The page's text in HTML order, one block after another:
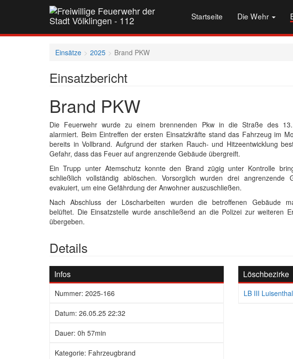
Startseite Die Wehr
Einsätze 2025 Brand PKW
Einsatzbericht
Brand PKW
Die Feuerwehr wurde zu einem brennenden Pkw in die Straße des
alarmiert. Beim Eintreffen der ersten Einsatzkräfte stand das Fahrzeug im
bereits in Vollbrand. Aufgrund der starken Rauch- und Hitzeentwicklung
Gefahr, dass das Feuer auf angrenzende Gebäude übergreift.
Ein Trupp unter Atemschutz konnte den Brand zügig unter Kontrolle
schließlich vollständig ablöschen. Vorsorglich wurden drei angrenzende
evakuiert, um eine Gefährdung der Anwohner auszuschließen.
Nach Abschluss der Löscharbeiten wurden die betroffenen Gebäude
belüftet. Die Einsatzstelle wurde anschließend an die Polizei zur weiteren
übergeben.
Details
Infos
Nummer: 2025-166
Datum: 26.05.25 22:32
Dauer: 0h 57min
Kategorie: Fahrzeugbrand
Löschbezirke
LB III Luisenthal